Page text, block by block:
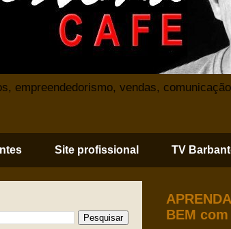
empreendedorismo, vendas,
Site profissional TV
BEM com